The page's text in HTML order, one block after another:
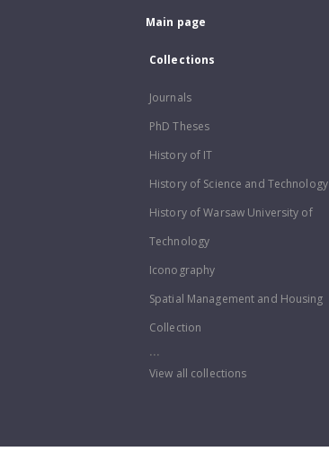
Main page
Collections
Journals
PhD Theses
History of IT
History of Science and Technology
History of Warsaw University of
Technology
Iconography
Spatial Management and Housing
Collection
...
View all collections